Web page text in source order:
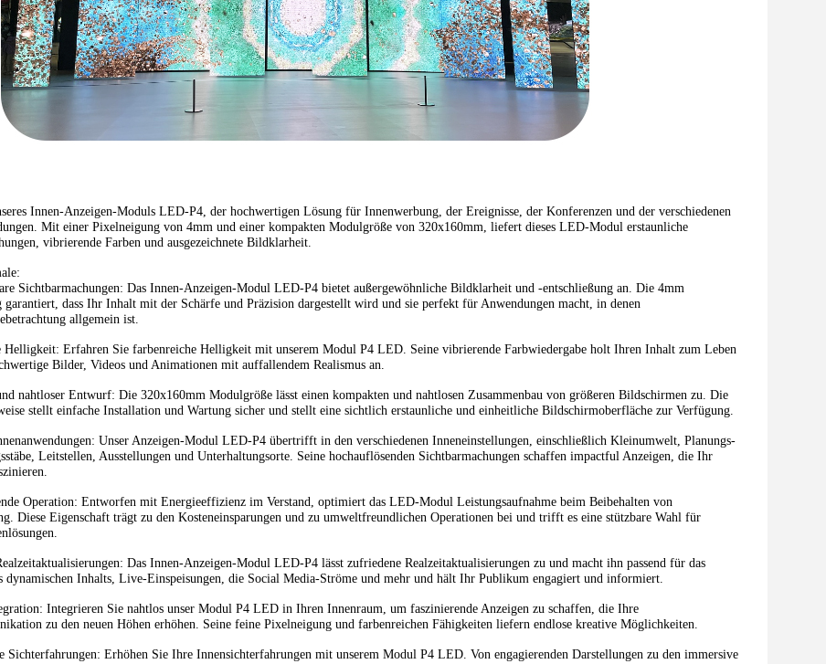
Innen-Anzeigen-Moduls LED-P4, der hochwertigen Lösung für Innenwerbung, der Ereignisse, der Konferenzen und der verschiedenen
Mit einer Pixelneigung von 4mm und einer kompakten Modulgröße von 320x160mm, liefert dieses LED-Modul erstaunliche
vibrierende Farben und ausgezeichnete Bildklarheit.
Sichtbarmachungen: Das Innen-Anzeigen-Modul LED-P4 bietet außergewöhnliche Bildklarheit und -entschließung an. Die 4mm
garantiert, dass Ihr Inhalt mit der Schärfe und Präzision dargestellt wird und sie perfekt für Anwendungen macht, in denen
allgemein ist.
Helligkeit: Erfahren Sie farbenreiche Helligkeit mit unserem Modul P4 LED. Seine vibrierende Farbwiedergabe holt Ihren Inhalt zum Leben
Bilder, Videos und Animationen mit auffallendem Realismus an.
nahtloser Entwurf: Die 320x160mm Modulgröße lässt einen kompakten und nahtlosen Zusammenbau von größeren Bildschirmen zu. Die
stellt einfache Installation und Wartung sicher und stellt eine sichtlich erstaunliche und einheitliche Bildschirmoberfläche zur Verfügung.
Unser Anzeigen-Modul LED-P4 übertrifft in den verschiedenen Inneneinstellungen, einschließlich Kleinumwelt, Planungs-
Leitstellen, Ausstellungen und Unterhaltungsorte. Seine hochauflösenden Sichtbarmachungen schaffen impactful Anzeigen, die Ihr
Operation: Entworfen mit Energieeffizienz im Verstand, optimiert das LED-Modul Leistungsaufnahme beim Beibehalten von
Diese Eigenschaft trägt zu den Kosteneinsparungen und zu umweltfreundlichen Operationen bei und trifft es eine stützbare Wahl für
Das Innen-Anzeigen-Modul LED-P4 lässt zufriedene Realzeitaktualisierungen zu und macht ihn passend für das
dynamischen Inhalts, Live-Einspeisungen, die Social Media-Ströme und mehr und hält Ihr Publikum engagiert und informiert.
Integrieren Sie nahtlos unser Modul P4 LED in Ihren Innenraum, um faszinierende Anzeigen zu schaffen, die Ihre
zu den neuen Höhen erhöhen. Seine feine Pixelneigung und farbenreichen Fähigkeiten liefern endlose kreative Möglichkeiten.
Sichterfahrungen: Erhöhen Sie Ihre Innensichterfahrungen mit unserem Modul P4 LED. Von engagierenden Darstellungen zu den immersive